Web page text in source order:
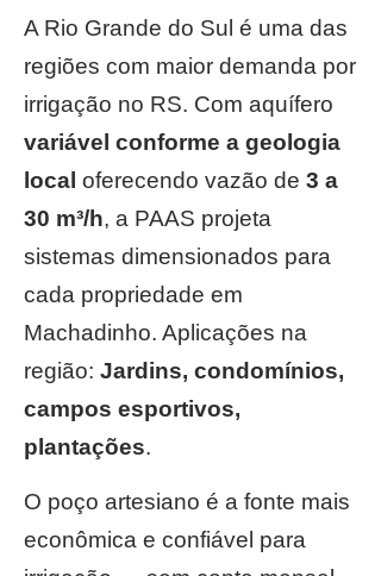
A Rio Grande do Sul é uma das
regiões com maior demanda por
irrigação no RS. Com aquífero
variável conforme a geologia
local oferecendo vazão de 3 a
30 m³/h, a PAAS projeta
sistemas dimensionados para
cada propriedade em
Machadinho. Aplicações na
região: Jardins, condomínios,
campos esportivos,
plantações.
O poço artesiano é a fonte mais
econômica e confiável para